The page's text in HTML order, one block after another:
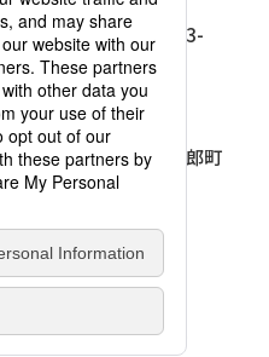
凡人社の本を見る
凡人社が出版した本を見る
都千代田区平河町1-3-
］
／FAX：03-3263-
府大阪市中央区久太郎町
1階［
／FAX：03-6733-
Rights Reserved.